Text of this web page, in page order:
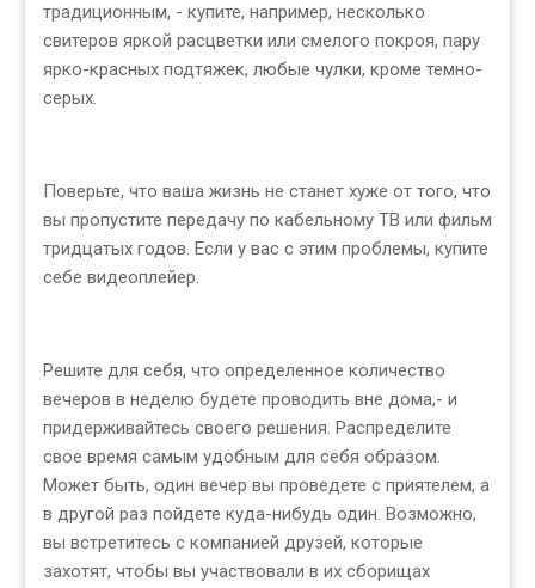
традиционным, - купите, например, несколько
свитеров яркой расцветки или смелого покроя, пару
ярко-красных подтяжек, любые чулки, кроме темно-
серых.
Поверьте, что ваша жизнь не станет хуже от того, что
вы пропустите передачу по кабельному ТВ или фильм
тридцатых годов. Если у вас с этим проблемы, купите
себе видеоплейер.
Решите для себя, что определенное количество
вечеров в неделю будете проводить вне дома,- и
придерживайтесь своего решения. Распределите
свое время самым удобным для себя образом.
Может быть, один вечер вы проведете с приятелем, а
в другой раз пойдете куда-нибудь один. Возможно,
вы встретитесь с компанией друзей, которые
захотят, чтобы вы участвовали в их сборищах